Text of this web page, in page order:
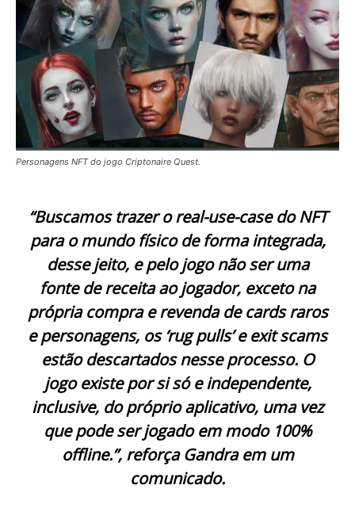
Personagens NFT do jogo Criptonaire Quest.
“Buscamos trazer o real-use-case do NFT
para o mundo físico de forma integrada,
desse jeito, e pelo jogo não ser uma
fonte de receita ao jogador, exceto na
própria compra e revenda de cards raros
e personagens, os ‘rug pulls’ e exit scams
estão descartados nesse processo. O
jogo existe por si só e independente,
inclusive, do próprio aplicativo, uma vez
que pode ser jogado em modo 100%
offline.”, reforça Gandra em um
comunicado.